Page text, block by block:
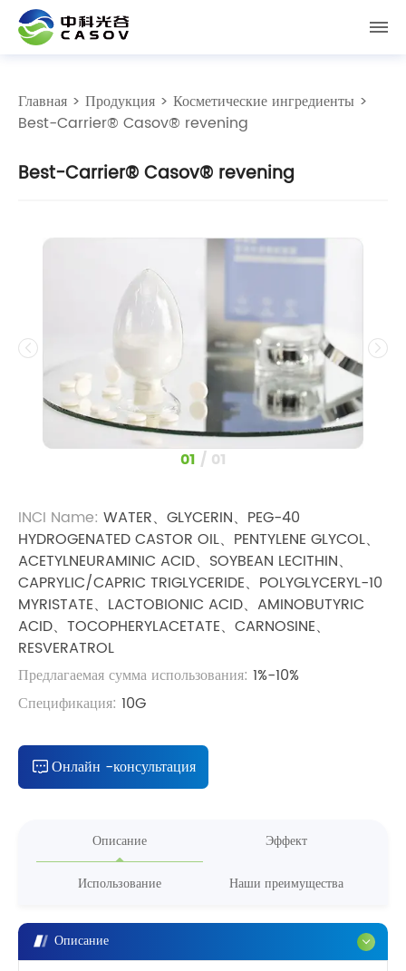
Главная > Продукция > Косметические ингредиенты >
Best-Carrier® Casov® revening
Best-Carrier® Casov® revening
1 / 1
INCI Name: WATER、GLYCERIN、PEG-40
HYDROGENATED CASTOR OIL、PENTYLENE GLYCOL、
ACETYLNEURAMINIC ACID、SOYBEAN LECITHIN、
CAPRYLIC/CAPRIC TRIGLYCERIDE、POLYGLYCERYL-10
MYRISTATE、LACTOBIONIC ACID、AMINOBUTYRIC
ACID、TOCOPHERYLACETATE、CARNOSINE、
RESVERATROL
Предлагаемая сумма использования: 1%-10%
Спецификация: 10G
Онлайн -консультация
Описание Эффект
Использование Наши преимущества
Описание